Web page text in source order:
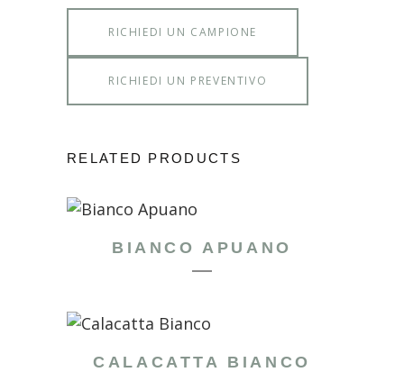
RICHIEDI UN CAMPIONE
RICHIEDI UN PREVENTIVO
RELATED PRODUCTS
BIANCO APUANO
CALACATTA BIANCO